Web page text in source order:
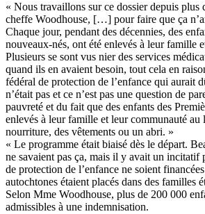
« Nous travaillons sur ce dossier depuis plus
cheffe Woodhouse, […] pour faire que ça
Chaque jour, pendant des décennies, des
nouveaux-nés, ont été enlevés à leur famille
Plusieurs se sont vus nier des services
quand ils en avaient besoin, tout cela en
fédéral de protection de l’enfance qui aurait
n’était pas et ce n’est pas une question de
pauvreté et du fait que des enfants des
enlevés à leur famille et leur communauté au
nourriture, des vêtements ou un abri. »
« Le programme était biaisé dès le départ.
ne savaient pas ça, mais il y avait un incitatif
de protection de l’enfance ne soient
autochtones étaient placés dans des familles
Selon Mme Woodhouse, plus de 200 000
admissibles à une indemnisation.